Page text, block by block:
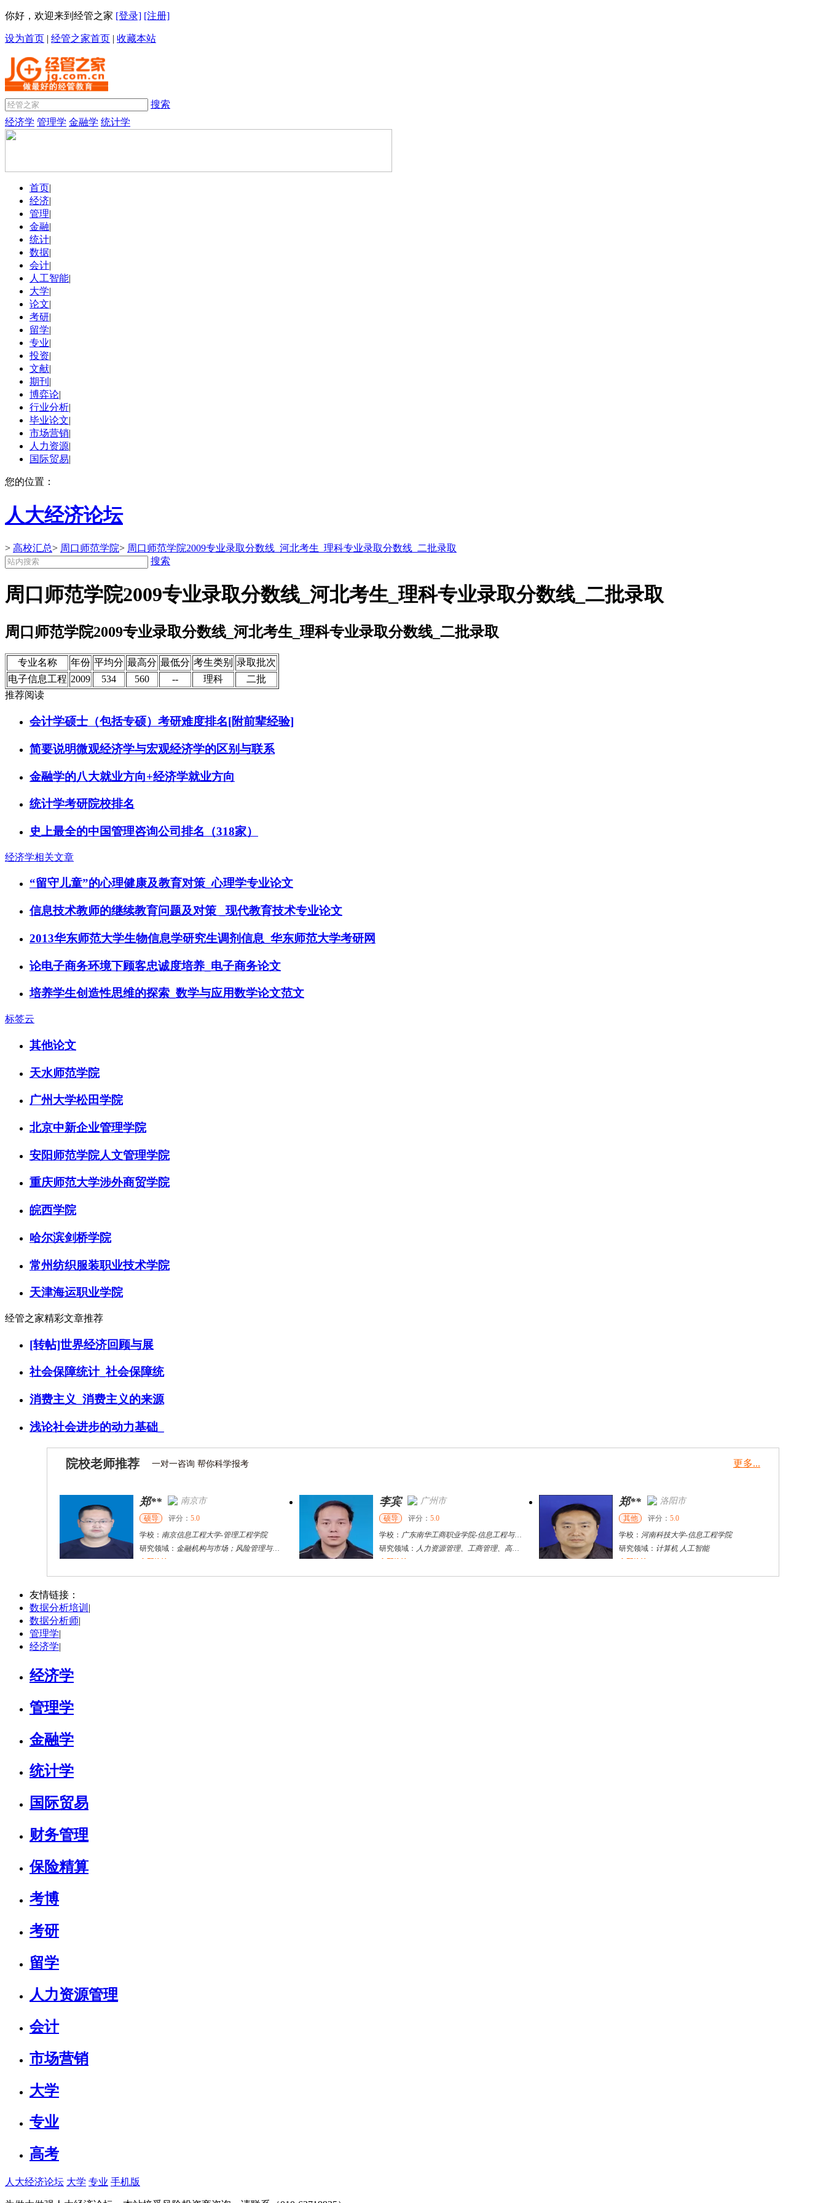
你好，欢迎来到经管之家 [登录] [注册]
设为首页 | 经管之家首页 | 收藏本站
搜索
经济学 管理学 金融学 统计学
首页|
经济|
管理|
金融|
统计|
数据|
会计|
人工智能|
大学|
论文|
考研|
留学|
专业|
投资|
文献|
期刊 |
博弈论|
行业分析|
毕业论文|
市场营销|
人力资源|
国际贸易|
您的位置：
人大经济论坛
> 高校汇总> 周口师范学院> 周口师范学院2009专业录取分数线_河北考生_理科专业录取分数线_二批录取
搜索
周口师范学院2009专业录取分数线_河北考生_理科专业录取分数线_二批录取
周口师范学院2009专业录取分数线_河北考生_理科专业录取分数线_二批录取
专业名称 年份 平均分 最高分 最低分 考生类别 录取批次
电子信息工程 2009 534 560 -- 理科
二批
推荐阅读
会计学硕士（包括专硕）考研难度排名[附前辈经验]
简要说明微观经济学与宏观经济学的区别与联系
金融学的八大就业方向+经济学就业方向
统计学考研院校排名
史上最全的中国管理咨询公司排名（318家）
经济学相关文章
“留守儿童”的心理健康及教育对策_心理学专业论文
信息技术教师的继续教育问题及对策 _现代教育技术专业论文
2013华东师范大学生物信息学研究生调剂信息_华东师范大学考研网
论电子商务环境下顾客忠诚度培养_电子商务论文
培养学生创造性思维的探索_数学与应用数学论文范文
标签云
其他论文
天水师范学院
广州大学松田学院
北京中新企业管理学院
安阳师范学院人文管理学院
重庆师范大学涉外商贸学院
皖西学院
哈尔滨剑桥学院
常州纺织服装职业技术学院
天津海运职业学院
经管之家精彩文章推荐
[转帖]世界经济回顾与展
社会保障统计_社会保障统
消费主义_消费主义的来源
浅论社会进步的动力基础_
院校老师推荐 一对一咨询 帮你科学报考 更多...
郑** 南京市
硕导 评分： 5.0
学校： 南京信息工程大学-管理工程学院
研究领域： 金融机构与市场；风险管理与保险精算
立即咨询
李宾 广州市
硕导 评分： 5.0
学校： 广东南华工商职业学院-信息工程与商务管理学院
研究领域： 人力资源管理、工商管理、高职教育
立即咨询
郑** 洛阳市
其他 评分： 5.0
学校： 河南科技大学-信息工程学院
研究领域： 计算机 人工智能
立即咨询
蒋军锋 南京市 雪飞 天津市 姚伟 天津市
友情链接：
数据分析培训 |
数据分析师|
管理学|
经济学|
经济学
管理学
金融学
统计学
国际贸易
财务管理
保险精算
考博
考研
留学
人力资源管理
会计
市场营销
大学
专业
高考
人大经济论坛 大学 专业 手机版